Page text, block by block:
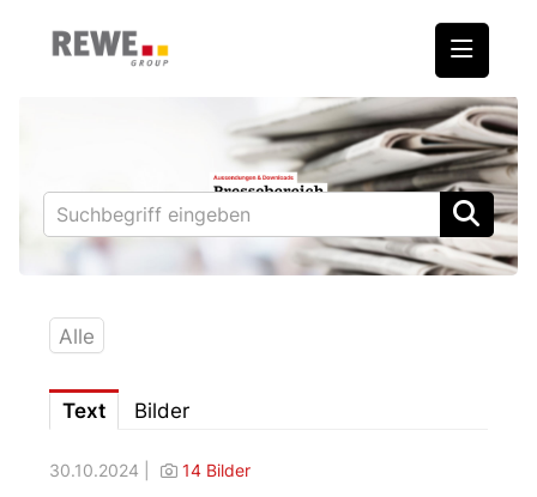
REWE International AG
BILLA
PENNY
BIPA
Downloads
Fotos – Vorstand
Alle
Text Bilder
30.10.2024 | 14 Bilder